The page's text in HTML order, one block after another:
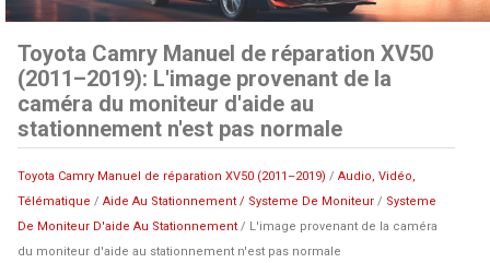
Toyota Camry Manuel de réparation XV50
(2011–2019): L'image provenant de la
caméra du moniteur d'aide au
stationnement n'est pas normale
Toyota Camry Manuel de réparation XV50 (2011–2019) /Audio, Vidéo,
Télématique /Aide Au Stationnement / Systeme De Moniteur / Systeme
De Moniteur D'aide Au Stationnement / L'image provenant de la caméra
du moniteur d'aide au stationnement n'est pas normale